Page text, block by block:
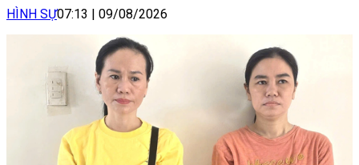
HÌNH SỰ07:13 | 09/08/2026